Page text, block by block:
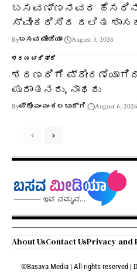
ಬಸವಣ್ಣನವರ
ಸ್ವೀಕರಿಸಿದ ದಲಿತ
Byಬಸವ ಮೀಡಿಯಾ August 3, 2026
ಶರಣ ಚರಿತ್ರೆ
ಶರಣರಿಗೆ
ಪುರಾತನರು, ನಾಥರು
Byಪ್ರೊ ಎಂ ಎಂ ಕಲಬುರ್ಗಿ August 6, 2026
About UsContact UsPrivacy and
©Basava Media | All rights reserved |